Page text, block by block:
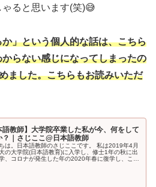
ると思います(笑)😅
」という個人的な話は、こちら
らない感じになってしまったの
ました。こちらもお読みいただ
語教師】大学院卒業した私が今、何をして
？｜さじここ@日本語教師
は。日本語教師のさじここです。 私は2019年4月
の大学院(日本語教育)に入学し、修士1年の秋に出
、コロナが発生した年の2020年春に復学し、この